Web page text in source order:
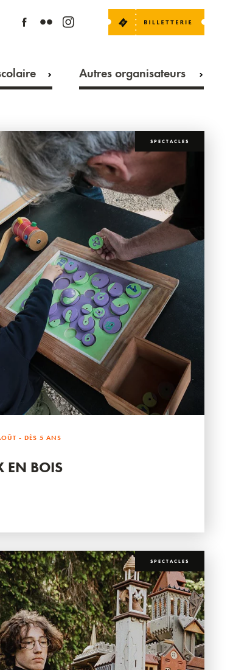
Autres organisateurs
SPECTACLES
- DÈS 5 ANS
EN BOIS
SPECTACLES